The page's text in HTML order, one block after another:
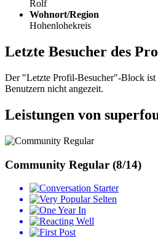
Rolf
Wohnort/Region
Hohenlohekreis
Letzte Besucher des
Der "Letzte Profil-Besucher"-Block ist
Benutzern nicht angezeit.
Leistungen von
Community Regular (8/14)
Selten